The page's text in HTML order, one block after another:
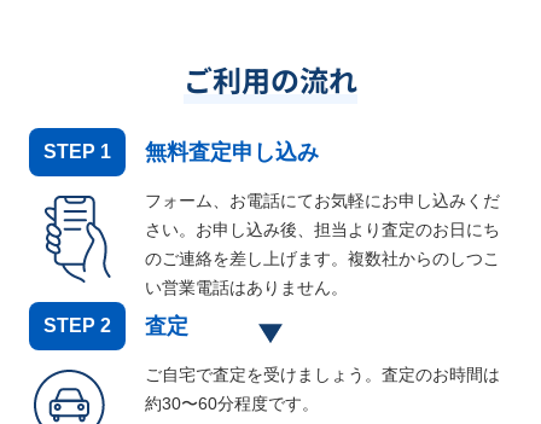
ご利用の流れ
STEP 1 無料査定申し込み
フォーム、お電話にてお気軽にお申し込みくだ
さい。お申し込み後、担当より査定のお日にち
のご連絡を差し上げます。複数社からのしつこ
い営業電話はありません。
STEP 2 査定
ご自宅で査定を受けましょう。査定のお時間は
約30〜60分程度です。